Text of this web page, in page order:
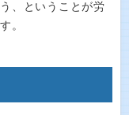
、ということが労
。